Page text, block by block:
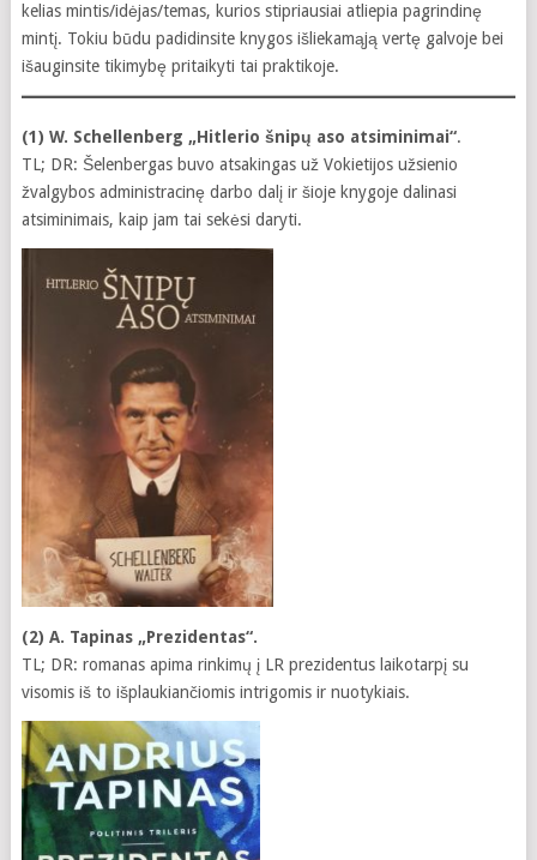
kelias mintis/idėjas/temas, kurios stipriausiai atliepia pagrindinę
mintį. Tokiu būdu padidinsite knygos išliekamąją vertę galvoje bei
išauginsite tikimybę pritaikyti tai praktikoje.
(1) W. Schellenberg „Hitlerio šnipų aso atsiminimai“.
TL; DR: Šelenbergas buvo atsakingas už Vokietijos užsienio
žvalgybos administracinę darbo dalį ir šioje knygoje dalinasi
atsiminimais, kaip jam tai sekėsi daryti.
(2) A. Tapinas „Prezidentas“.
TL; DR: romanas apima rinkimų į LR prezidentus laikotarpį su
visomis iš to išplaukiančiomis intrigomis ir nuotykiais.